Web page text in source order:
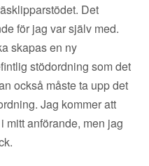
Det
för jag var själv med.
skapas en ny
stödordning som det
också måste ta upp det
Jag kommer att
mitt anförande, men jag